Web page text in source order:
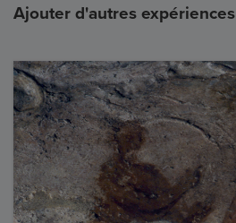
Ajouter d'autres expériences